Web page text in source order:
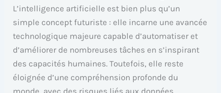
L’intelligence artificielle est bien plus qu’un
simple concept futuriste : elle incarne une avancée
technologique majeure capable d’automatiser et
d’améliorer de nombreuses tâches en s’inspirant
des capacités humaines. Toutefois, elle reste
éloignée d’une compréhension profonde du
monde, avec des risques liés aux données